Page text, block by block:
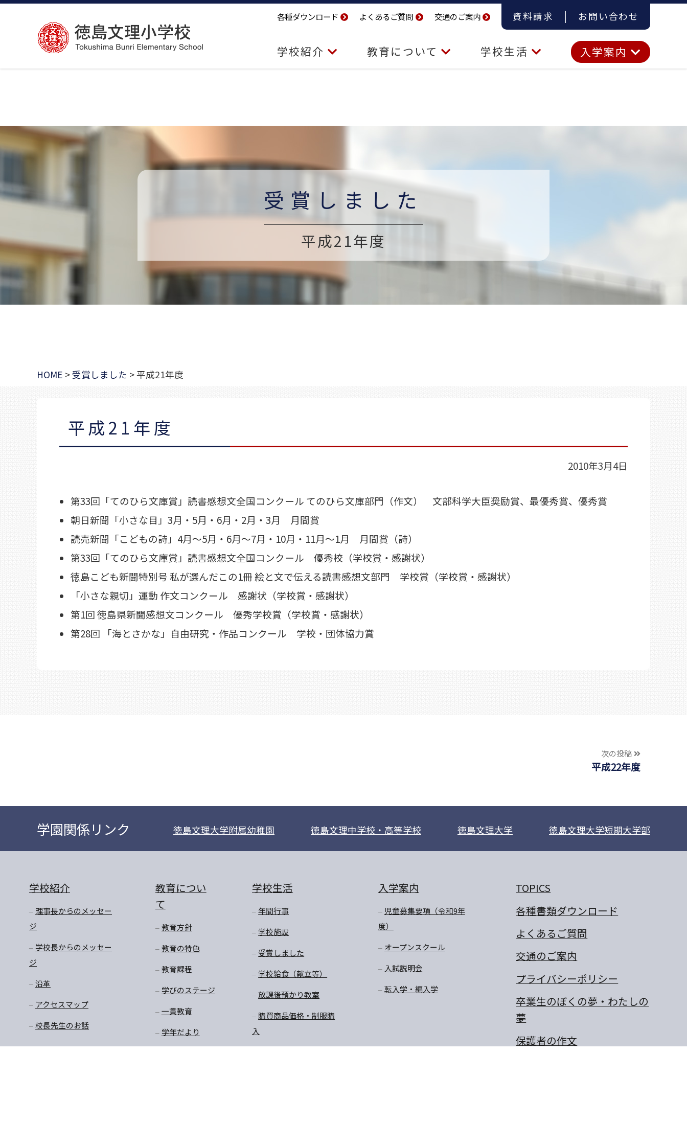
コ
ス
キ
プ
各種ダウンロード よくあるご質問 交通のご案内 資料請求 お問い合わせ
学校紹介 教育について 学校生活 入学案内
受賞しました
平成21年度
HOME > 受賞しました >平成21年度
平成21年度
2010年3月4日
第33回「てのひら文庫賞」読書感想文全国コンクール てのひら文庫部門（作文） 文部科学大臣奨励賞、最優秀賞、優秀賞
朝日新聞「小さな目」3月・5月・6月・2月・3月 月間賞
読売新聞「こどもの詩」4月～5月・6月～7月・10月・11月～1月 月間賞（詩）
第33回「てのひら文庫賞」読書感想文全国コンクール 優秀校（学校賞・感謝状）
徳島こども新聞特別号 私が選んだこの1冊 絵と文で伝える読書感想文部門 学校賞（学校賞・感謝状）
「小さな親切」運動 作文コンクール 感謝状（学校賞・感謝状）
第1回 徳島県新聞感想文コンクール 優秀学校賞（学校賞・感謝状）
第28回 「海とさかな」自由研究・作品コンクール 学校・団体協力賞
次の投稿
平成22年度
学園関係リンク 徳島文理大学附属幼稚園 徳島文理中学校・高等学校 徳島文理大学 徳島文理大学短期大学部
学校紹介
理事長からのメッセー
ジ
学校長からのメッセー
ジ
沿革
アクセスマップ
校長先生のお話
教育につい
て
教育方針
教育の特色
教育課程
学びのステージ
一貫教育
学年だより
学校生活
年間行事
学校施設
受賞しました
学校給食（献立等）
放課後預かり教室
購買商品価格・制服購
入
入学案内
児童募集要項（令和9年
度）
オープンスクール
入試説明会
転入学・編入学
TOPICS
各種書類ダウンロード
よくあるご質問
交通のご案内
プライバシーポリシー
卒業生のぼくの夢・わたしの
夢
保護者の作文